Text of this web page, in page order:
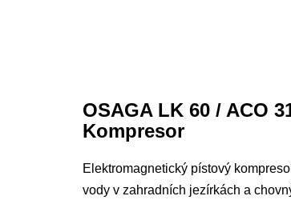
OSAGA LK 60 / ACO
Kompresor
Elektromagnetický pístový
vody v zahradních jezírkách a